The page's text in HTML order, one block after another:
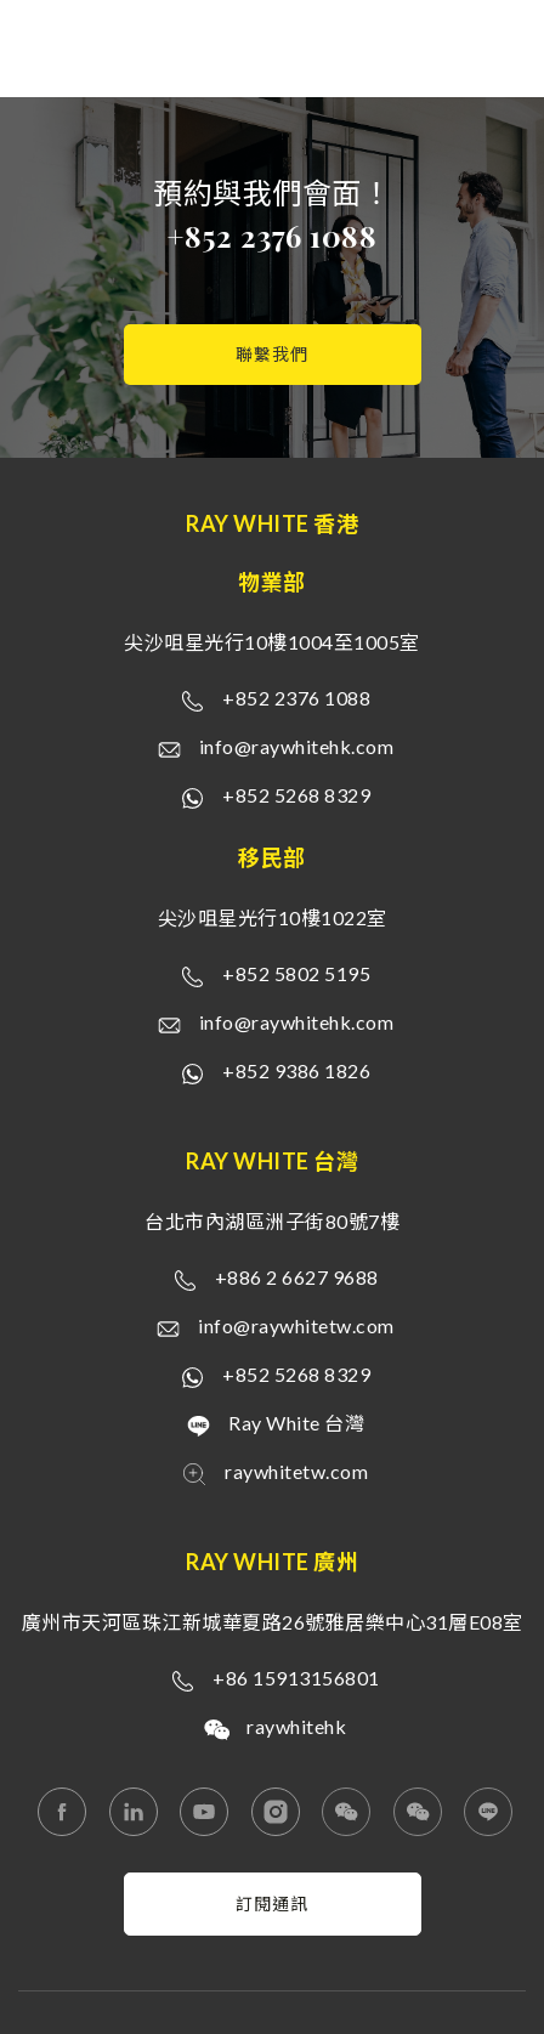
預約與我們會面！
+852 2376 1088
聯繫我們
RAY WHITE 香港
物業部
尖沙咀星光行10樓1004至1005室
+852 2376 1088
info@raywhitehk.com
+852 5268 8329
移民部
尖沙咀星光行10樓1022室
+852 5802 5195
info@raywhitehk.com
+852 9386 1826
RAY WHITE 台灣
台北市內湖區洲子街80號7樓
+886 2 6627 9688
info@raywhitetw.com
+852 5268 8329
Ray White 台灣
raywhitetw.com
RAY WHITE 廣州
廣州市天河區珠江新城華夏路26號雅居樂中心31層E08室
+86 15913156801
raywhitehk
訂閱通訊